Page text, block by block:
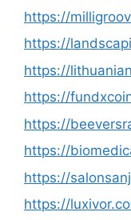
https://
https://
https://
https://
https://
https://
https://
https://